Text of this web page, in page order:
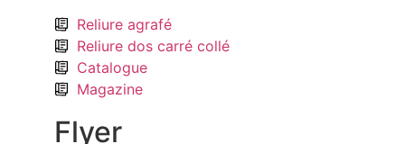
Reliure agrafé
Reliure dos carré collé
Catalogue
Magazine
Flyer